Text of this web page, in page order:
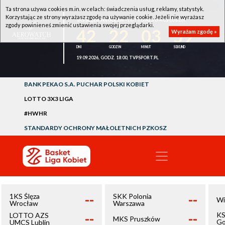
1KS ŚLĘZA WROCŁAW - LOTTO AZS UMCS LUBLIN
59
19.09.2026, GODZ. 18:00, TVPSPORT.PL
BANK PEKAO S.A. PUCHAR POLSKI KOBIET
LOTTO 3X3 LIGA
#HWHR
STANDARDY OCHRONY MAŁOLETNICH PZKOSZ
1KS Ślęza
Wrocław
--
LOTTO AZS
UMCS Lublin
--
SKK Polonia
Warszawa
--
MKS Pruszków --
Ta strona używa cookies m.in. w celach: świadczenia usług, reklamy, statystyk.
Korzystając ze strony wyrażasz zgodę na używanie cookie. Jeżeli nie wyrażasz
zgody powinieneś zmienić ustawienia swojej przeglądarki.
Wyrażam zgodę »